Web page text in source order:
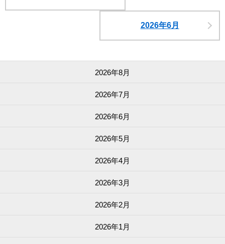
2026年6月
2026年8月
2026年7月
2026年6月
2026年5月
2026年4月
2026年3月
2026年2月
2026年1月